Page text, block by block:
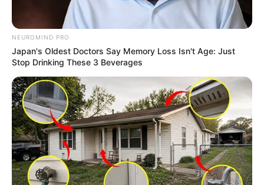
NEUROMIND PRO
Japan's Oldest Doctors Say Memory Loss Isn't Age: Just
Stop Drinking These 3 Beverages